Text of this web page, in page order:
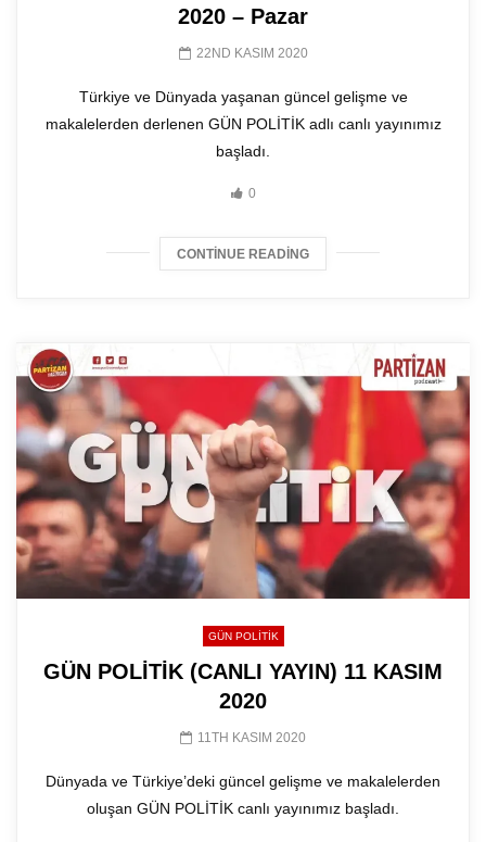
2020 – Pazar
22ND KASIM 2020
Türkiye ve Dünyada yaşanan güncel gelişme ve
makalelerden derlenen GÜN POLİTİK adlı canlı yayınımız
başladı.
0
CONTINUE READING
GÜN POLITIK
GÜN POLİTİK (CANLI YAYIN) 11 KASIM
2020
11TH KASIM 2020
Dünyada ve Türkiye’deki güncel gelişme ve makalelerden
oluşan GÜN POLİTİK canlı yayınımız başladı.